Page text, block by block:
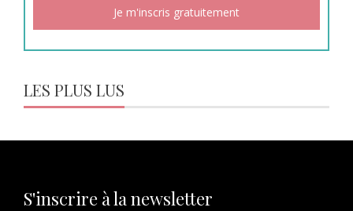
LES PLUS LUS
S'inscrire à la newsletter